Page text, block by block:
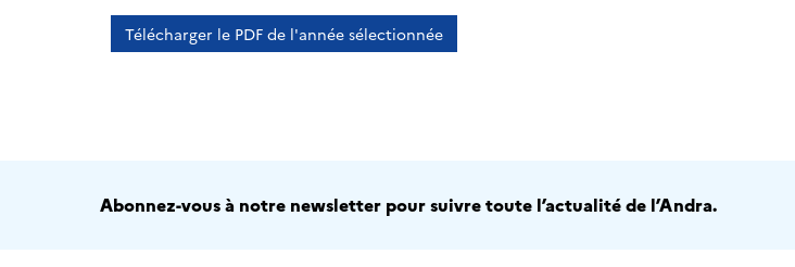
Télécharger le PDF de l'année sélectionnée
Abonnez-vous à notre newsletter pour suivre toute l’actualité de l’Andra.